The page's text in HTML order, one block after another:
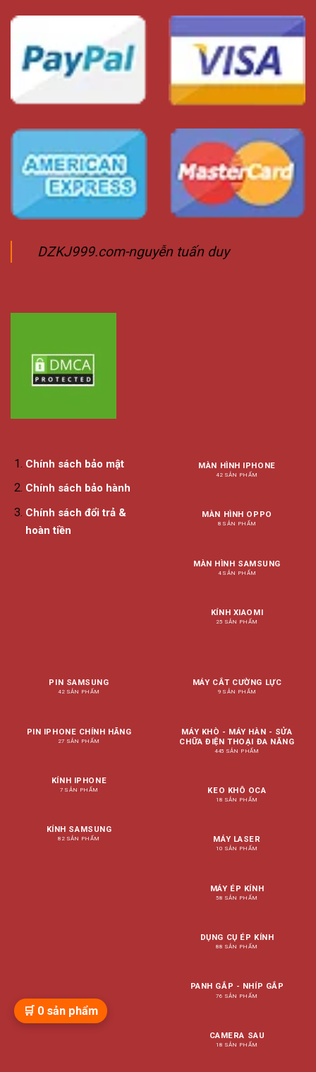
DZKJ999.com-nguyễn tuấn duy
Chính sách bảo mật
Chính sách bảo hành
Chính sách đổi trả &
hoàn tiền
MÀN HÌNH IPHONE
42 SẢN PHẨM
MÀN HÌNH OPPO
8 SẢN PHẨM
MÀN HÌNH SAMSUNG
4 SẢN PHẨM
KÍNH XIAOMI
25 SẢN PHẨM
PIN SAMSUNG
42 SẢN PHẨM
PIN IPHONE CHÍNH HÃNG
27 SẢN PHẨM
KÍNH IPHONE
7 SẢN PHẨM
KÍNH SAMSUNG
82 SẢN PHẨM
MÁY CẮT CƯỜNG LỰC
9 SẢN PHẨM
MÁY KHÒ - MÁY HÀN - SỬA
CHỮA ĐIỆN THOẠI ĐA NĂNG
445 SẢN PHẨM
KEO KHÔ OCA
18 SẢN PHẨM
MÁY LASER
10 SẢN PHẨM
MÁY ÉP KÍNH
58 SẢN PHẨM
DỤNG CỤ ÉP KÍNH
88 SẢN PHẨM
PANH GẮP - NHÍP GẮP
76 SẢN PHẨM
CAMERA SAU
18 SẢN PHẨM
🛒 0 sản phẩm